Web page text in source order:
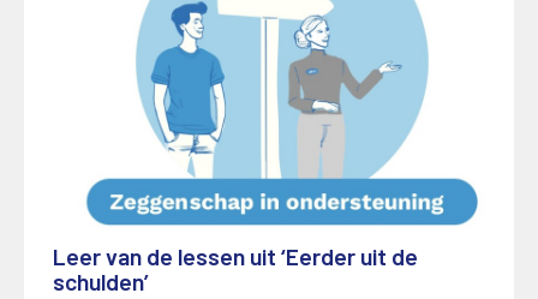
Leer van de lessen uit ‘Eerder uit de
schulden’